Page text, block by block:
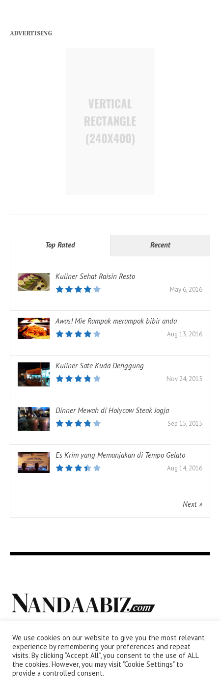
ADVERTISING
Top Rated Recent
Kuliner Sehat Raisin Resto
May 6, 2016
Awas! Mie Rampok merampok bibir anda
Aug 13, 2016
Kuliner Sate Kuda Denggung
Nov 24, 2015
Dinner Mewah di Holycow Steak Jogja
Sep 15, 2015
Es Krim yang Memanjakan di Tempo Gelato
Aug 14, 2016
Next »
We use cookies on our website to give you the most relevant
experience by remembering your preferences and repeat
visits. By clicking “Accept All”, you consent to the use of ALL
the cookies. However, you may visit "Cookie Settings" to
provide a controlled consent.